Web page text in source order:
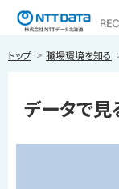
トップ 職場環境を知る
データで